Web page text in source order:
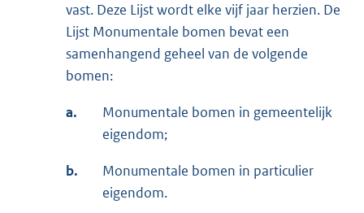
vast. Deze Lijst wordt elke vijf jaar herzien. De
Lijst Monumentale bomen bevat een
samenhangend geheel van de volgende
bomen:
a.
Monumentale bomen in gemeentelijk
eigendom;
b.
Monumentale bomen in particulier
eigendom.